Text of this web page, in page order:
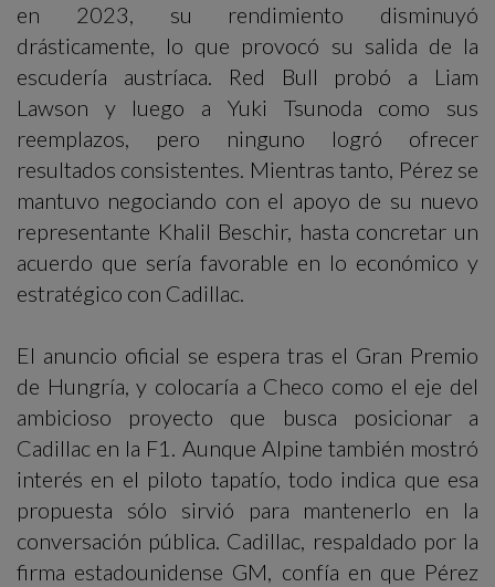
en 2023, su rendimiento disminuyó
drásticamente, lo que provocó su salida de la
escudería austríaca. Red Bull probó a Liam
Lawson y luego a Yuki Tsunoda como sus
reemplazos, pero ninguno logró ofrecer
resultados consistentes. Mientras tanto, Pérez se
mantuvo negociando con el apoyo de su nuevo
representante Khalil Beschir, hasta concretar un
acuerdo que sería favorable en lo económico y
estratégico con Cadillac.
El anuncio oficial se espera tras el Gran Premio
de Hungría, y colocaría a Checo como el eje del
ambicioso proyecto que busca posicionar a
Cadillac en la F1. Aunque Alpine también mostró
interés en el piloto tapatío, todo indica que esa
propuesta sólo sirvió para mantenerlo en la
conversación pública. Cadillac, respaldado por la
firma estadounidense GM, confía en que Pérez